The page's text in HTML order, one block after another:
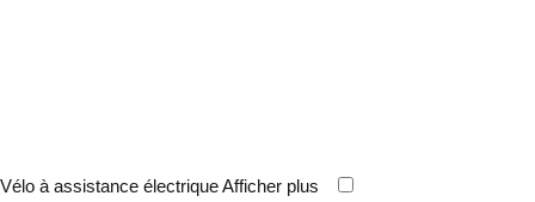
Vélo à assistance électriqueAfficher plus